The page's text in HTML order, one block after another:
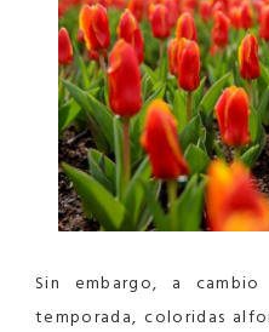
Sin embargo, a
temporada, coloridas